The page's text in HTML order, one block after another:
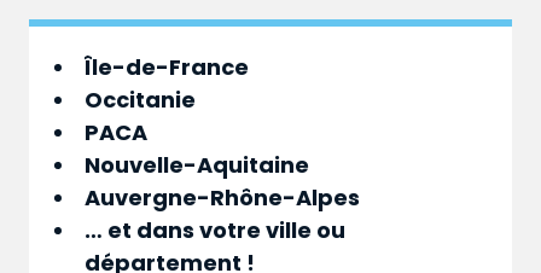
Île-de-France
Occitanie
PACA
Nouvelle-Aquitaine
Auvergne-Rhône-Alpes
… et dans votreville ou
département !